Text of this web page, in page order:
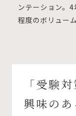
ンテーション。
程度のボリュー
「受験
興味の